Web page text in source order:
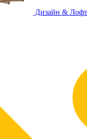
Дизайн & Лофт